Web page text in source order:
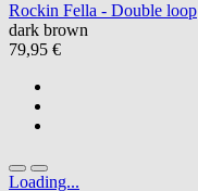
Rockin Fella - Double loop
dark brown
79,95 €
Loading...